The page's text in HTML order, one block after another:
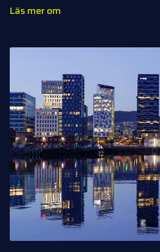
Läs mer om